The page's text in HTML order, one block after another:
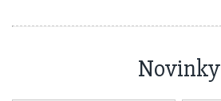
Novinky